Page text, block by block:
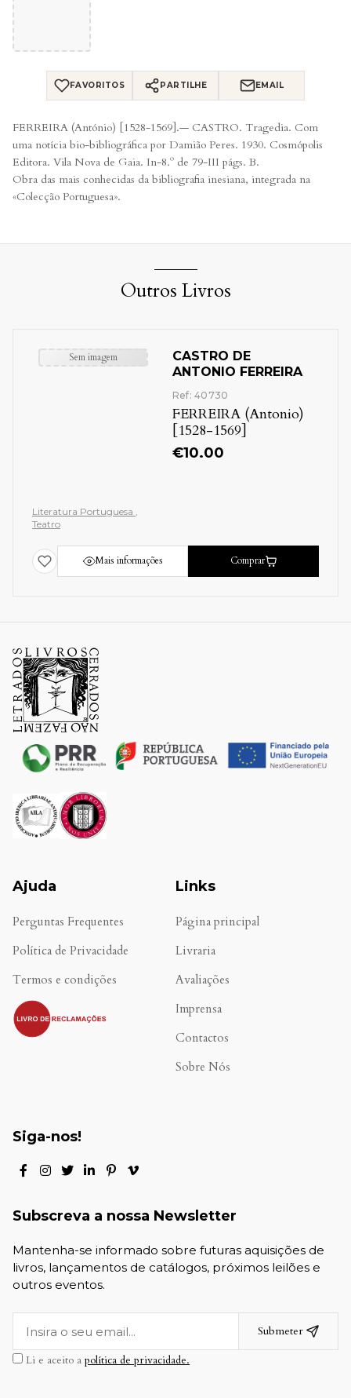
FAVORITOS PARTILHE EMAIL
FERREIRA (António) [1528-1569].— CASTRO. Tragedia. Com
uma notícia bio-bibliográfica por Damião Peres. 1930. Cosmópolis
Editora. Vila Nova de Gaia. In-8.º de 79-III págs. B.
Obra das mais conhecidas da bibliografia inesiana, integrada na
«Colecção Portuguesa».
Outros Livros
Sem imagem
CASTRO DE
ANTONIO FERREIRA
Ref: 40730
FERREIRA (Antonio)
[1528-1569]
€10.00
Literatura Portuguesa
Teatro
Mais informações Comprar
Ajuda
Perguntas Frequentes
Política de Privacidade
Termos e condições
.
Links
Página principal
Livraria
Avaliações
Imprensa
Contactos
Sobre Nós
Siga-nos!
Subscreva a nossa Newsletter
Mantenha-se informado sobre futuras aquisições de
livros, lançamentos de catálogos, próximos leilões e
outros eventos.
Submeter
Li e aceito a política de privacidade.